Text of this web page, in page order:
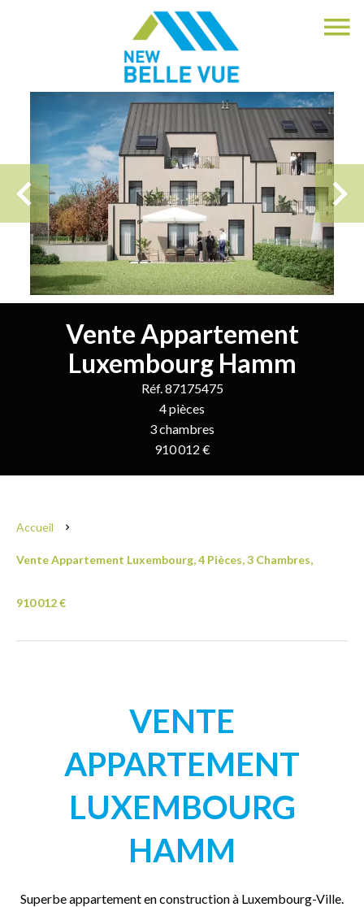
Vente Appartement
Luxembourg Hamm
Réf. 87175475
4 pièces
3 chambres
910 012 €
Accueil
Vente Appartement Luxembourg, 4 Pièces, 3 Chambres,
910 012 €
VENTE
APPARTEMENT
LUXEMBOURG
HAMM
Superbe appartement en construction à Luxembourg-Ville.